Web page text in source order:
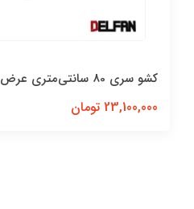
کشو سری 80 سانتی‌متری عرض 40 سانتی‌متر
23,100,000 تومان